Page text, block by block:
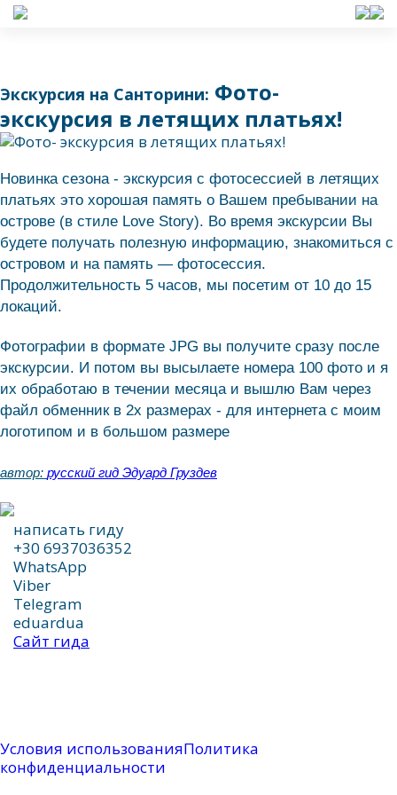
Экскурсия на Санторини: Фото-
экскурсия в летящих платьях!
Новинка сезона - экскурсия с фотосессией в летящих
платьях это хорошая память о Вашем пребывании на
острове (в стиле Love Story). Во время экскурсии Вы
будете получать полезную информацию, знакомиться с
островом и на память — фотосессия.
Продолжительность 5 часов, мы посетим от 10 до 15
локаций.
Фотографии в формате JPG вы получите сразу после
экскурсии. И потом вы высылаете номера 100 фото и я
их обработаю в течении месяца и вышлю Вам через
файл обменник в 2х размерах - для интернета с моим
логотипом и в большом размере
автор: русский гид Эдуард Груздев
написать гиду
+30 6937036352
WhatsApp
Viber
Telegram
eduardua
Сайт гида
Условия использованияПолитика
конфиденциальности